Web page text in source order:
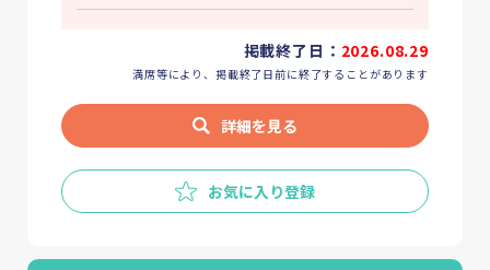
掲載終了日： 2026.08.29
満席等により、掲載終了日前に終了することがあります
詳細を見る
お気に入り登録